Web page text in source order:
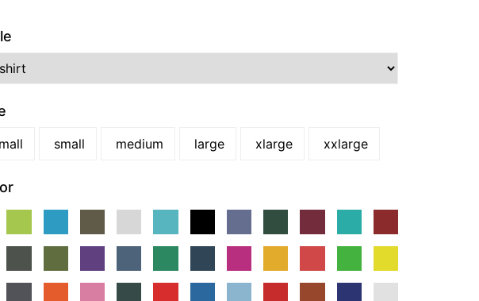
small medium large xlarge xxlarge